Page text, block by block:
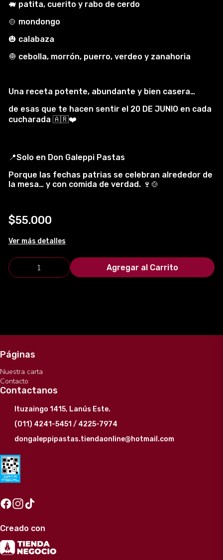
$55.000
Ver más detalles
Agregar al Carrito
🐖 patita, cuerito y rabo de cerdo
🍲 mondongo
🎃 calabaza
🧅 cebolla, morrón, puerro, verdeo y zanahoria
Una receta potente, abundante y bien casera…
de esas que te hacen sentir el 20 DE JUNIO en cada
cucharada 🇦🇷❤️
📍Solo en Don Galeppi Pastas
Porque las fechas patrias se celebran alrededor de
la mesa… y con comida de verdad. 🍷🍲
Páginas
Nuestra carta
Contacto
Contactanos
Ituzaingo 1415, Lanús Este.
(011) 4241-5451 / 4225-7974
dongaleppipastas.tiendaonline@hotmail.com
Creado con